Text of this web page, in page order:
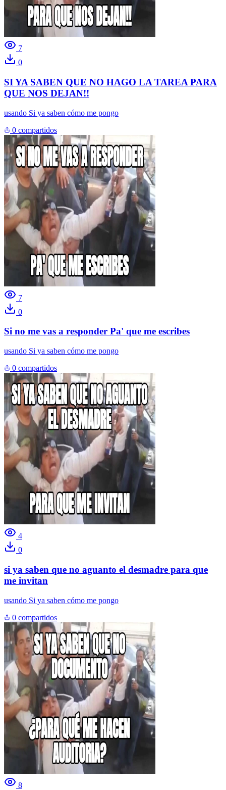
7
0
SI YA SABEN QUE NO HAGO LA TAREA PARA
QUE NOS DEJAN!!
usando Si ya saben cómo me pongo
0 compartidos
7
0
Si no me vas a responder Pa' que me escribes
usando Si ya saben cómo me pongo
0 compartidos
4
0
si ya saben que no aguanto el desmadre para que
me invitan
usando Si ya saben cómo me pongo
0 compartidos
8